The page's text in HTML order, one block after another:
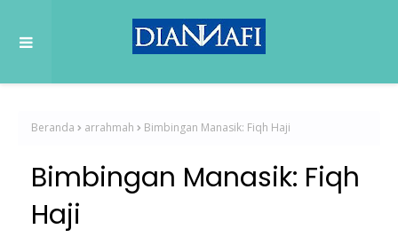
Beranda arrahmah Bimbingan Manasik: Fiqh Haji
Bimbingan Manasik: Fiqh
Haji